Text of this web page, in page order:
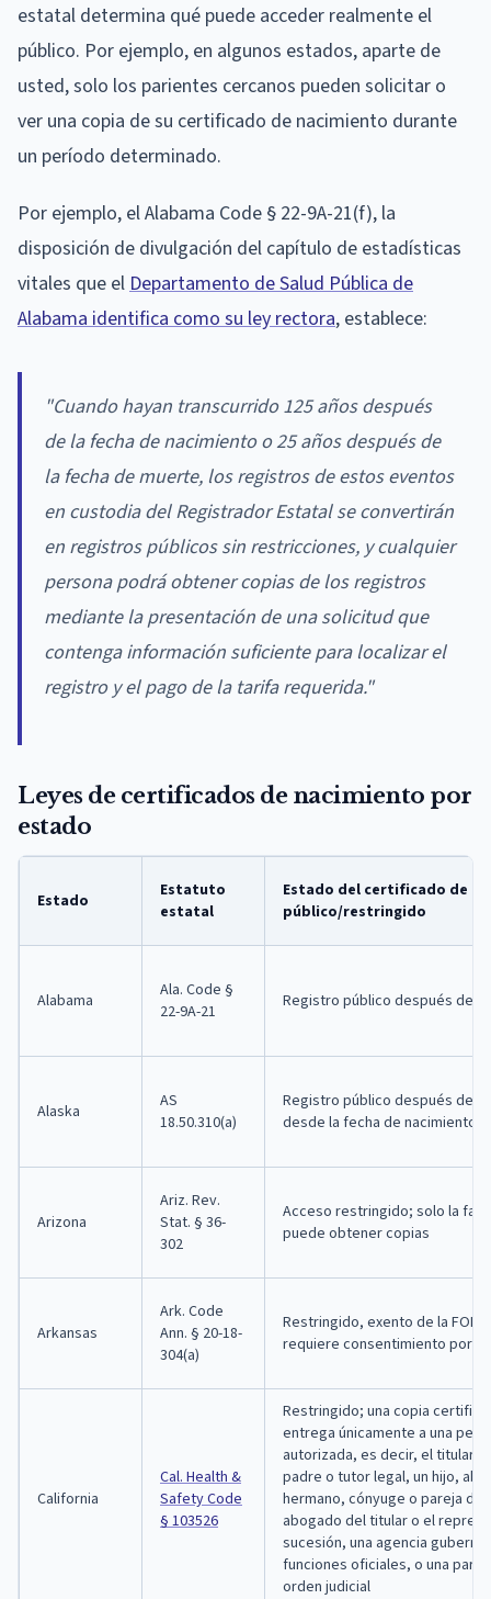
estatal determina qué puede acceder realmente el
público. Por ejemplo, en algunos estados, aparte de
usted, solo los parientes cercanos pueden solicitar o
ver una copia de su certificado de nacimiento durante
un período determinado.
Por ejemplo, el Alabama Code § 22-9A-21(f), la
disposición de divulgación del capítulo de estadísticas
vitales que el Departamento de Salud Pública de
Alabama identifica como su ley rectora, establece:
"Cuando hayan transcurrido 125 años después
de la fecha de nacimiento o 25 años después de
la fecha de muerte, los registros de estos eventos
en custodia del Registrador Estatal se convertirán
en registros públicos sin restricciones, y cualquier
persona podrá obtener copias de los registros
mediante la presentación de una solicitud que
contenga información suficiente para localizar el
registro y el pago de la tarifa requerida."
Leyes de certificados de nacimiento por
estado
Estado
Estatuto
estatal
Estado del certificado de
público/restringido
Alabama
Ala. Code §
22-9A-21
Registro público después de
Alaska
AS
18.50.310(a)
Registro público después de
desde la fecha de nacimiento
Arizona
Ariz. Rev.
Stat. § 36-
302
Acceso restringido; solo la
puede obtener copias
Arkansas
Ark. Code
Ann. § 20-18-
304(a)
Restringido, exento de la FOIA
requiere consentimiento por
California
Cal. Health &
Safety Code
§ 103526
Restringido; una copia
entrega únicamente a una
autorizada, es decir, el titular
padre o tutor legal, un hijo,
hermano, cónyuge o pareja de
abogado del titular o el
sucesión, una agencia
funciones oficiales, o una parte
orden judicial